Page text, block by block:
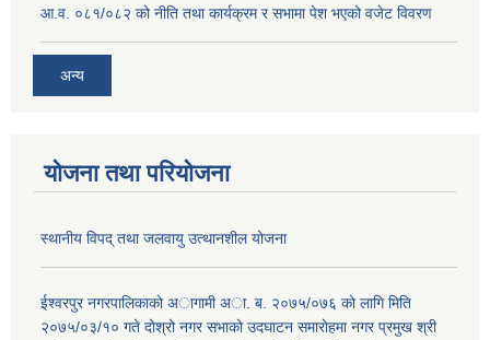
आ.व. ०८१/०८२ को नीति तथा कार्यक्रम र सभामा पेश भएको वजेट विवरण
अन्य
योजना तथा परियोजना
स्थानीय विपद् तथा जलवायु उत्थानशील योजना
ईश्वरपुर नगरपालिकाकाे अागामी अा. ब. २०७५/०७६ काे लागि मिति
२०७५/०३/१० गते दोश्रो नगर सभाको उदघाटन समाराेहमा नगर प्रमुख श्री